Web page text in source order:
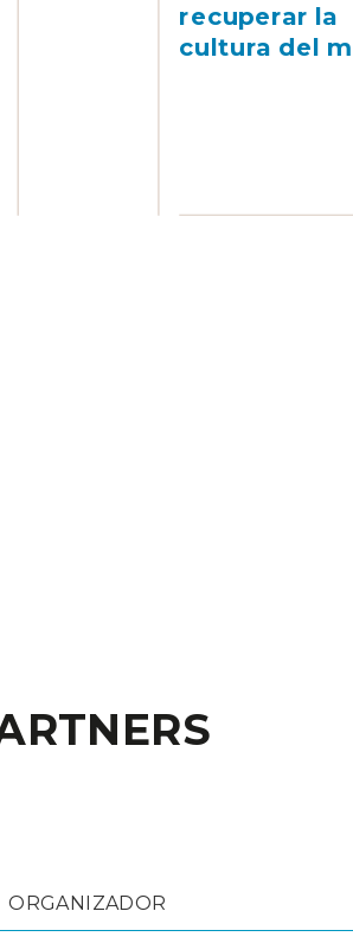
recuperar la
cultura del
ORGANIZADOR